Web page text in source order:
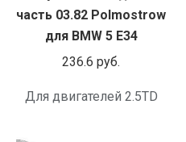
часть 03.82 Polmostrow
для BMW 5 E34
236.6 руб.
Для двигателей 2.5TD